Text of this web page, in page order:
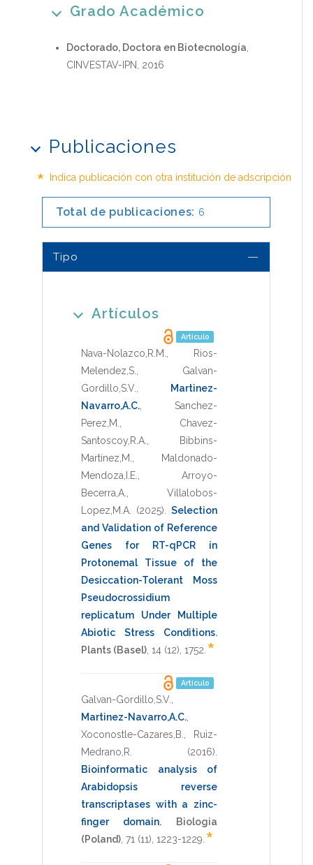
Grado Académico
Doctorado, Doctora en Biotecnología,
CINVESTAV-IPN, 2016
Publicaciones
* Indica publicación con otra institución de adscripción
Total de publicaciones: 6
Tipo
Artículos
Artículo
Nava-Nolazco,R.M.
Rios-
Melendez,S.
Galvan-
Gordillo,S.V.
Martinez-
Navarro,A.C.
Sanchez-
Perez,M.
Chavez-
Santoscoy,R.A.
Bibbins-
Martinez,M.
Maldonado-
Mendoza,I.E.
Arroyo-
Becerra,A.
Villalobos-
Lopez,M.A.
(2025)
Selection
and Validation of Reference
Genes for RT-qPCR in
Protonemal Tissue of the
Desiccation-Tolerant Moss
Pseudocrossidium
replicatum Under Multiple
Abiotic Stress Conditions.
Plants (Basel) 14 (12), 1752 *
Artículo
Galvan-Gordillo,S.V.
Martinez-Navarro,A.C.
Xoconostle-Cazares,B.
Ruiz-
Medrano,R.
(2016)
Bioinformatic analysis of
Arabidopsis reverse
transcriptases with a zinc-
finger domain.
Biologia
(Poland) 71 (11), 1223-1229 *